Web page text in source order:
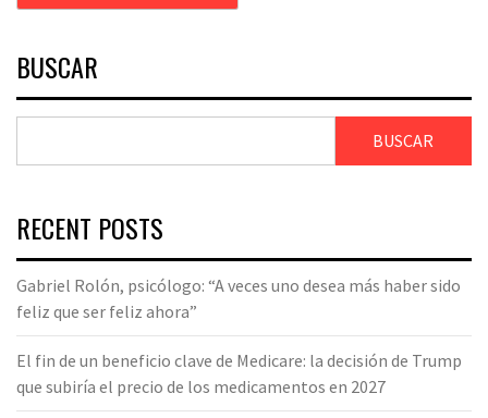
BUSCAR
BUSCAR
RECENT POSTS
Gabriel Rolón, psicólogo: “A veces uno desea más haber sido
feliz que ser feliz ahora”
El fin de un beneficio clave de Medicare: la decisión de Trump
que subiría el precio de los medicamentos en 2027